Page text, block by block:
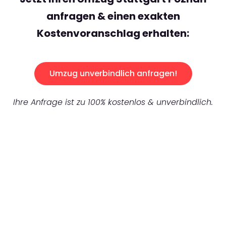
anfragen & einen exakten
Kostenvoranschlag erhalten:
Umzug unverbindlich anfragen!
Ihre Anfrage ist zu 100% kostenlos & unverbindlich.